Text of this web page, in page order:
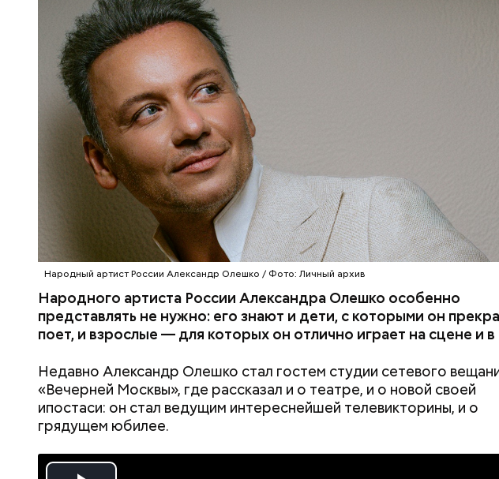
Народный артист России Александр Олешко / Фото: Личный архив
Народного артиста России Александра Олешко особенно
представлять не нужно: его знают и дети, с которыми он
поет, и взрослые — для которых он отлично играет на сцене и в
Недавно Александр Олешко стал гостем студии сетевого
«Вечерней Москвы», где рассказал и о театре, и о новой своей
ипостаси: он стал ведущим интереснейшей телевикторины, и о
грядущем юбилее.